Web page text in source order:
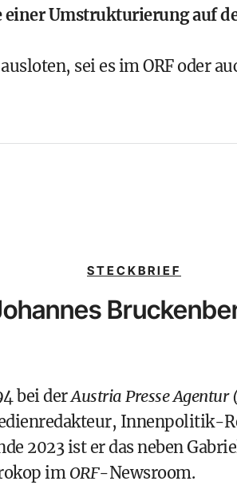
einer Umstrukturierung auf
sei es im ORF oder
STECKBRIEF
bei derAustria Presse Agentur
Innenpolitik-
2023 ist er das neben
imORF-Newsroom.